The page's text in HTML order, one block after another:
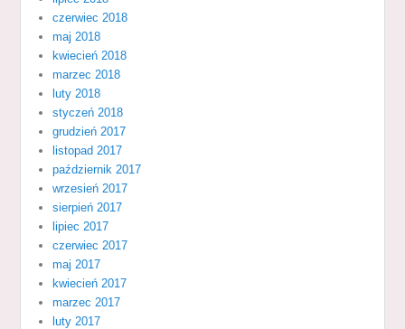
czerwiec 2018
maj 2018
kwiecień 2018
marzec 2018
luty 2018
styczeń 2018
grudzień 2017
listopad 2017
październik 2017
wrzesień 2017
sierpień 2017
lipiec 2017
czerwiec 2017
maj 2017
kwiecień 2017
marzec 2017
luty 2017